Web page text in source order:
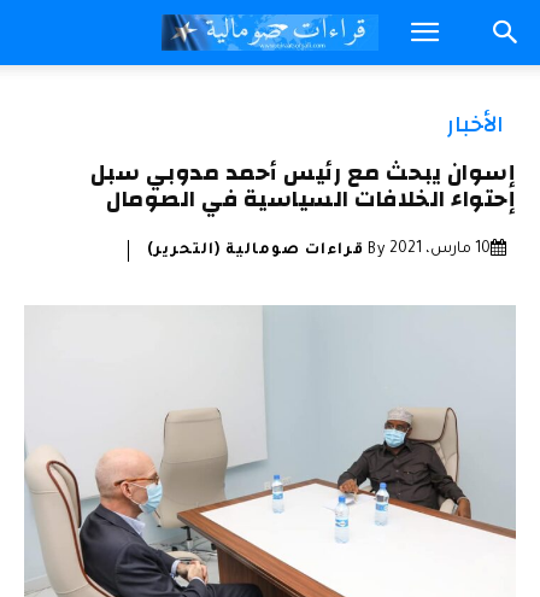
الأخبار
إسوان يبحث مع رئيس أحمد مدوبي سبل
إحتواء الخلافات السياسية في الصومال
10 مارس، 2021 By قراءات صومالية (التحرير)